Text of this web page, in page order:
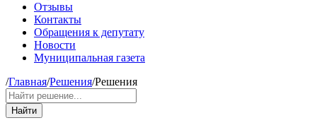
Отзывы
Контакты
Обращения к депутату
Новости
Муниципальная газета
/Главная/Решения/Решения
Найти